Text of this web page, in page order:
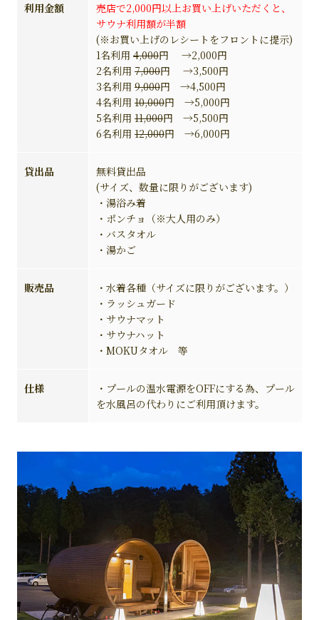
利用金額
売店で2,000円以上お買い上げいただくと、
サウナ利用額が半額
(※お買い上げのレシートをフロントに提示)
1名利用 4,000円 →2,000円
2名利用 7,000円 →3,500円
3名利用 9,000円 →4,500円
4名利用 10,000円 →5,000円
5名利用 11,000円 →5,500円
6名利用 12,000円 →6,000円
貸出品
無料貸出品
(サイズ、数量に限りがございます)
・湯浴み着
・ポンチョ（※大人用のみ）
・バスタオル
・湯かご
販売品
・水着各種（サイズに限りがございます。）
・ラッシュガード
・サウナマット
・サウナハット
・MOKUタオル 等
仕様
・プールの温水電源をOFFにする為、プール
を水風呂の代わりにご利用頂けます。